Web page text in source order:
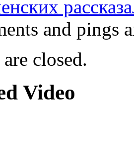
and pings
closed.
Video